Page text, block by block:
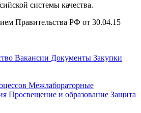
системы качества.
Правительства РФ от 30.04.15
Вакансии Документы Закупки
Межлабораторные
Просвещение и образование Защита